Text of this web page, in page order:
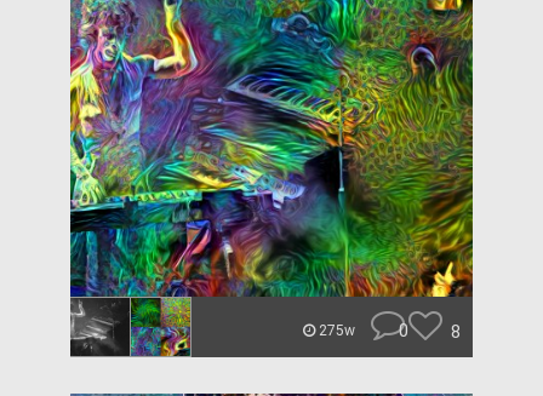
275w 0 8